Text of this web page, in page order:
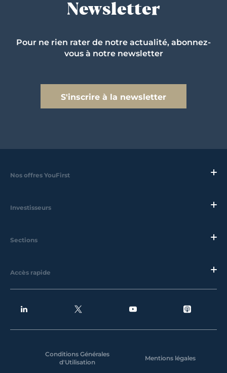
Newsletter
Pour ne rien rater de notre actualité, abonnez-
vous à notre newsletter
S'inscrire à la newsletter
Nos offres YouFirst
Investisseurs
Sections
Accès rapide
Conditions Générales
d'Utilisation
Mentions légales